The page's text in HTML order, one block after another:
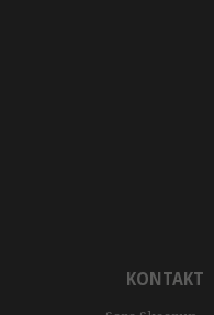
KONTAKT